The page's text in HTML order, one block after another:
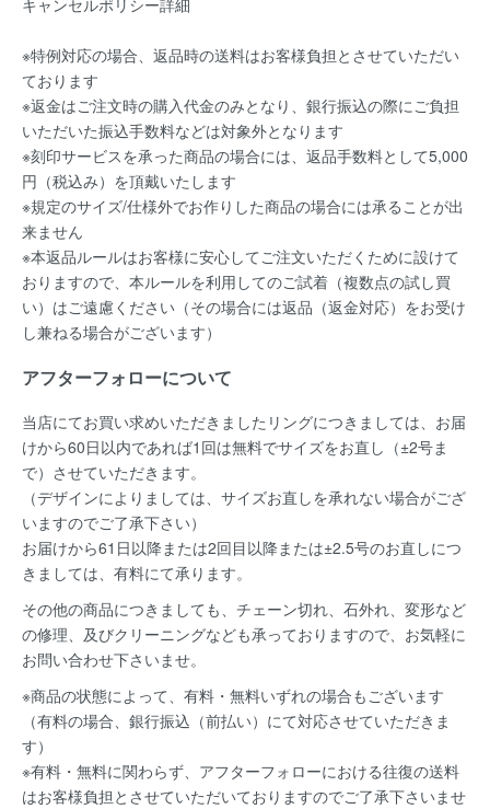
※特例対応の場合、返品時の送料はお客様負担とさせていただい
ております
※返金はご注文時の購入代金のみとなり、銀行振込の際にご負担
いただいた振込手数料などは対象外となります
※刻印サービスを承った商品の場合には、返品手数料として5,000
円（税込み）を頂戴いたします
※規定のサイズ/仕様外でお作りした商品の場合には承ることが出
来ません
※本返品ルールはお客様に安心してご注文いただくために設けて
おりますので、本ルールを利用してのご試着（複数点の試し買
い）はご遠慮ください（その場合には返品（返金対応）をお受け
し兼ねる場合がございます）
アフターフォローについて
当店にてお買い求めいただきましたリングにつきましては、お届
けから60日以内であれば1回は無料でサイズをお直し（±2号ま
で）させていただきます。
（デザインによりましては、サイズお直しを承れない場合がござ
いますのでご了承下さい）
お届けから61日以降または2回目以降または±2.5号のお直しにつ
きましては、有料にて承ります。
その他の商品につきましても、チェーン切れ、石外れ、変形など
の修理、及びクリーニングなども承っておりますので、お気軽に
お問い合わせ下さいませ。
※商品の状態によって、有料・無料いずれの場合もございます
（有料の場合、銀行振込（前払い）にて対応させていただきま
す）
※有料・無料に関わらず、アフターフォローにおける往復の送料
はお客様負担とさせていただいておりますのでご了承下さいませ